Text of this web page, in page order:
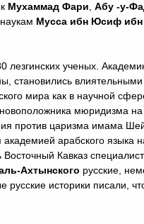
Мухаммад Фари Абу -у-
Мусса ибн Юсиф ибн
лезгинских ученых.
становились влиятельными
мира как в научной
мюридизма на
против царизма имама
академией арабского языка
Восточный Кавказ
Ахтынского русские,
русские историки писали,